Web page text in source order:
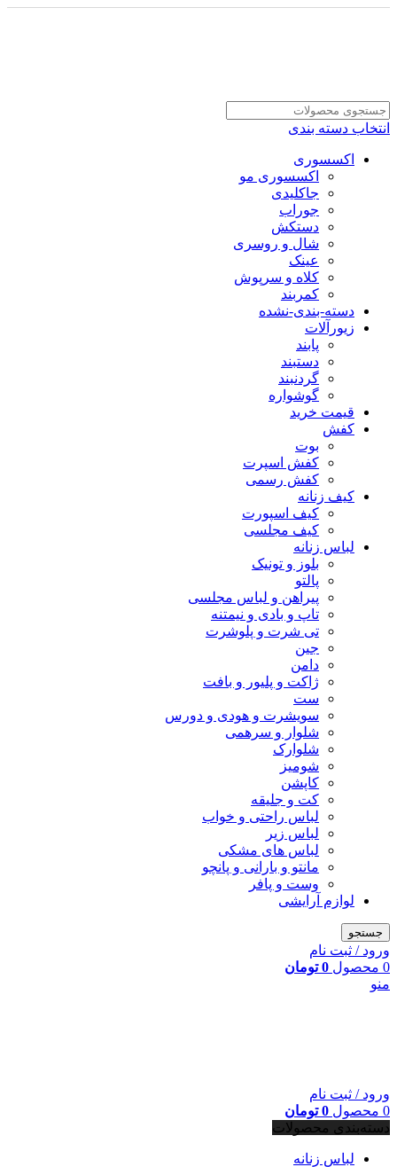
انتخاب دسته بندی
اکسسوری
اکسسوری مو
جاکلیدی
جوراب
دستکش
شال و روسری
عینک
کلاه و سرپوش
کمربند
دسته-بندی-نشده
زیورآلات
پابند
دستبند
گردنبند
گوشواره
قیمت خرید
کفش
بوت
کفش اسپرت
کفش رسمی
کیف زنانه
کیف اسپورت
کیف مجلسی
لباس زنانه
بلوز و تونیک
پالتو
پیراهن و لباس مجلسی
تاپ و بادی و نیمتنه
تی شرت و پلوشرت
جین
دامن
ژاکت و پلیور و بافت
ست
سویشرت و هودی و دورس
شلوار و سرهمی
شلوارک
شومیز
کاپشن
کت و جلیقه
لباس راحتی و خواب
لباس زیر
لباس های مشکی
مانتو و بارانی و پانچو
وست و پافر
لوازم آرایشی
جستجو
ورود / ثبت نام
0 محصول 0 تومان
منو
ورود / ثبت نام
0 محصول 0 تومان
دسته‌بندی محصولات
لباس زنانه